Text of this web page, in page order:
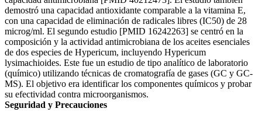
demostró una capacidad antioxidante comparable a la vitamina E,
con una capacidad de eliminación de radicales libres (IC50) de 28
microg/ml. El segundo estudio [PMID 16242263] se centró en la
composición y la actividad antimicrobiana de los aceites esenciales
de dos especies de Hypericum, incluyendo Hypericum
lysimachioides. Este fue un estudio de tipo analítico de laboratorio
(químico) utilizando técnicas de cromatografía de gases (GC y GC-
MS). El objetivo era identificar los componentes químicos y probar
su efectividad contra microorganismos.
Seguridad y Precauciones